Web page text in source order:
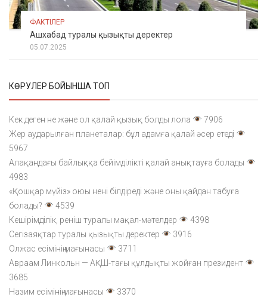
ФАКТІЛЕР
Ашхабад туралы қызықты деректер
05.07.2025
КӨРУЛЕР БОЙЫНША ТОП
Кек деген не және ол қалай қызық болды лола
7906
Жер аударылған планеталар: бұл адамға қалай әсер етеді
5967
Алақандағы байлыққа бейімділікті қалай анықтауға болады
4983
«Қошқар мүйіз» оюы нені білдіреді және оны қайдан табуға
болады?
4539
Кешірімділік, реніш туралы мақал-мәтелдер
4398
Сегізаяқтар туралы қызықты деректер
3916
Олжас есімінің мағынасы
3711
Авраам Линкольн — АҚШ-тағы құлдықты жойған президент
3685
Назим есімінің мағынасы
3370